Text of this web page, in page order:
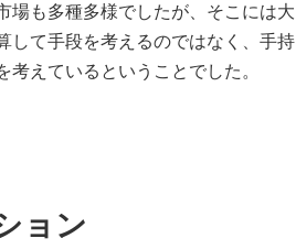
場も多種多様でしたが、そこには大
して手段を考えるのではなく、手持
えているということでした。
ョン